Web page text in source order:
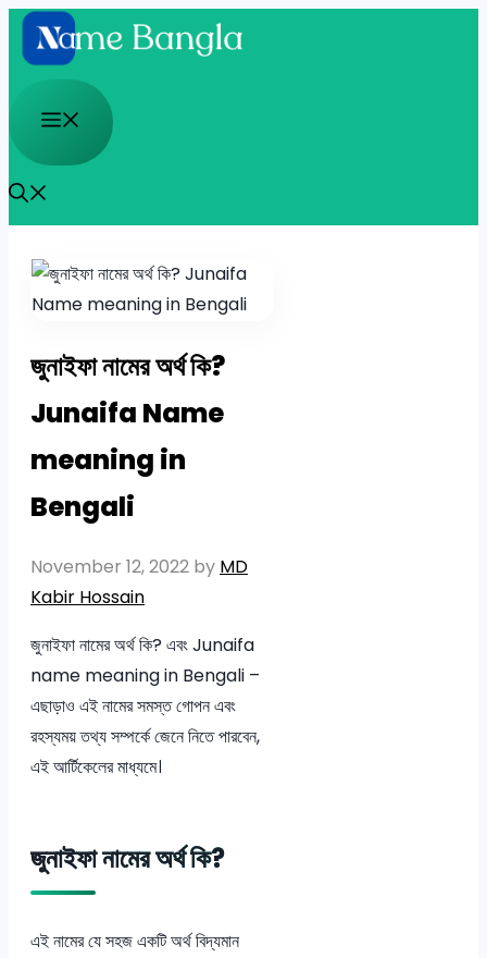
Skip
to
content
Menu
জুনাইফা নামের অর্থ কি?
Junaifa Name
meaning in
Bengali
November 12, 2022 by MD
Kabir Hossain
জুনাইফা নামের অর্থ কি? এবং Junaifa
name meaning in Bengali –
এছাড়াও এই নামের সমস্ত গোপন এবং
রহস্যময় তথ্য সম্পর্কে জেনে নিতে পারবেন,
এই আর্টিকেলের মাধ্যমে।
জুনাইফা নামের অর্থ কি?
এই নামের যে সহজ একটি অর্থ বিদ্যমান